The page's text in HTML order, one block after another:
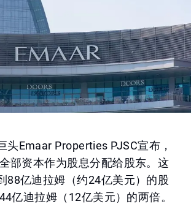
头Emaar Properties PJSC宣布，
部资本作为股息分配给股东。这
88亿迪拉姆（约24亿美元）的股
亿迪拉姆（12亿美元）的两倍。